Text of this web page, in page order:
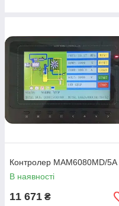
Контролер MAM6080MD/5A
В наявності
11 671 ₴